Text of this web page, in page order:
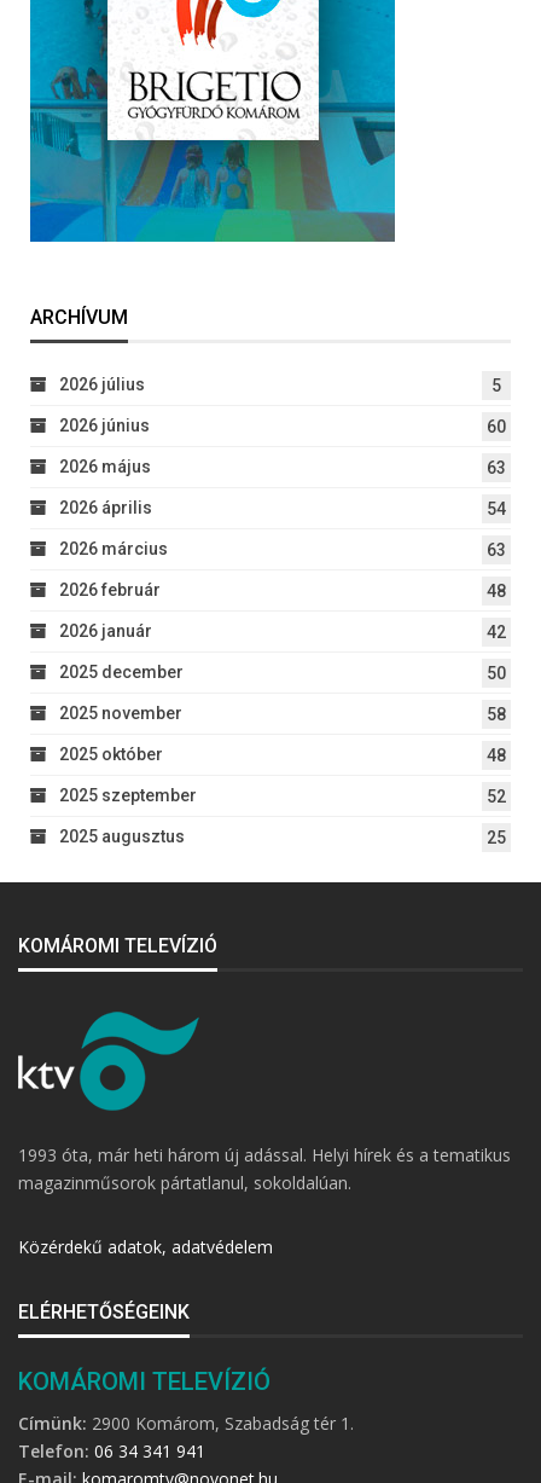
ARCHÍVUM
2026 július 5
2026 június 60
2026 május 63
2026 április 54
2026 március 63
2026 február 48
2026 január 42
2025 december 50
2025 november 58
2025 október 48
2025 szeptember 52
2025 augusztus 25
KOMÁROMI TELEVÍZIÓ
1993 óta, már heti három új adással. Helyi hírek és a tematikus
magazinműsorok pártatlanul, sokoldalúan.
Közérdekű adatok, adatvédelem
ELÉRHETŐSÉGEINK
KOMÁROMI TELEVÍZIÓ
Címünk: 2900 Komárom, Szabadság tér 1.
Telefon: 06 34 341 941